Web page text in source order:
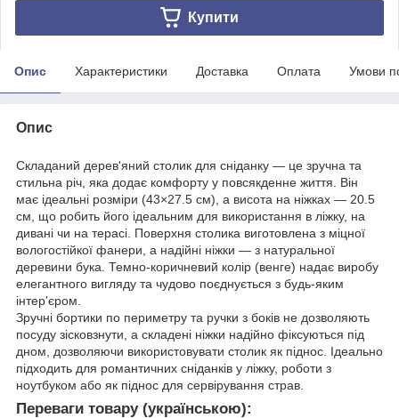
Купити
Опис Характеристики Доставка Оплата Умови
Опис
Складаний дерев'яний столик для сніданку — це зручна та
стильна річ, яка додає комфорту у повсякденне життя. Він
має ідеальні розміри (43×27.5 см), а висота на ніжках — 20.5
см, що робить його ідеальним для використання в ліжку, на
дивані чи на терасі. Поверхня столика виготовлена з міцної
вологостійкої фанери, а надійні ніжки — з натуральної
деревини бука. Темно-коричневий колір (венге) надає виробу
елегантного вигляду та чудово поєднується з будь-яким
інтер'єром.
Зручні бортики по периметру та ручки з боків не дозволяють
посуду зісковзнути, а складені ніжки надійно фіксуються під
дном, дозволяючи використовувати столик як піднос. Ідеально
підходить для романтичних сніданків у ліжку, роботи з
ноутбуком або як піднос для сервірування страв.
Переваги товару (українською):